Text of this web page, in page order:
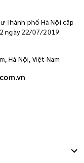
Thành phố Hà Nội cấp
ngày 22/07/2019.
Hà Nội, Việt Nam